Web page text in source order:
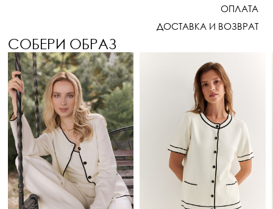
ОПЛАТА
ДОСТАВКА И ВОЗВРАТ
СОБЕРИ ОБРАЗ